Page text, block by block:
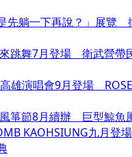
先躺一下再說？」展覽
跳舞7月登場 衛武營帶
雄演唱會9月登場
箏節8月續辦 巨型鯨魚
KAOHSIUNG九月